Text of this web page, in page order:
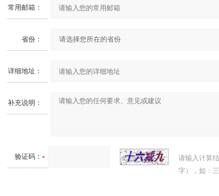
常用邮箱：
省份：
详细地址：
补充说明：
验证码：
请输入计算
字），如：